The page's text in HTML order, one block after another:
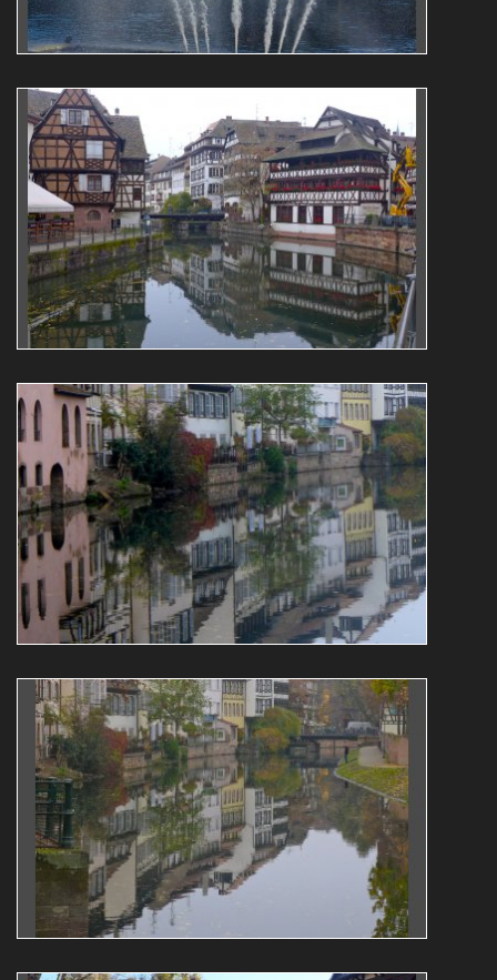
Reflets
architecture
L1070615
Roger Majerus
Reflets
architecture
L1070614aus
Roger Majerus
Reflets
architecture
L1070613aus
Roger Majerus
Reflets
architecture